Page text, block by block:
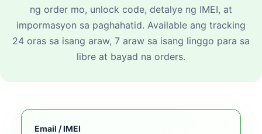
ng order mo, unlock code, detalye ng IMEI, at
impormasyon sa paghahatid. Available ang tracking
24 oras sa isang araw, 7 araw sa isang linggo para sa
libre at bayad na orders.
Email / IMEI